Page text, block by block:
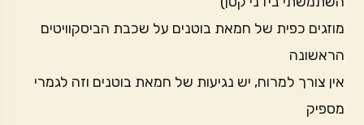
מוזגים כפית של חמאת בוטנים על שכבת הביסקוויטים
הראשונה
אין צורך למרוח, יש נגיעות של חמאת בוטנים וזה לגמרי
מספיק